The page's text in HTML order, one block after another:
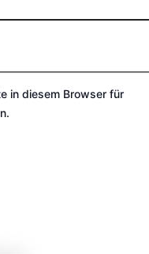
in diesem Browser für